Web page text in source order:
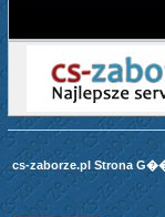
cs-zaborze.pl Strona